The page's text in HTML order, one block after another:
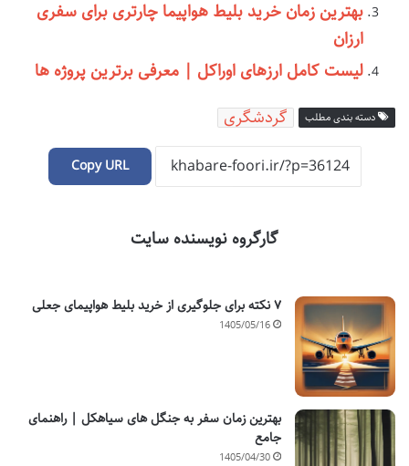
بهترین زمان خرید بلیط هواپیما چارتری برای سفری
ارزان
لیست کامل ارزهای اوراکل | معرفی برترین پروژه ها
دسته بندی مطلب گردشگری
Copy URL
گارگروه نویسنده سایت
۷ نکته برای جلوگیری از خرید بلیط هواپیمای جعلی
1405/05/16
بهترین زمان سفر به جنگل های سیاهکل | راهنمای
جامع
1405/04/30